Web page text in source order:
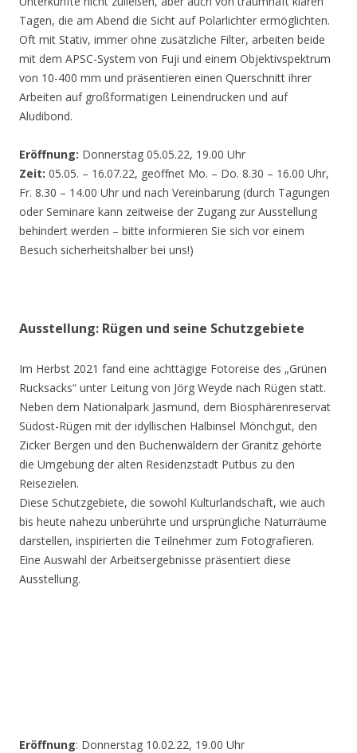
Tagen, die am Abend die Sicht auf Polarlichter ermöglichten.
Oft mit Stativ, immer ohne zusätzliche Filter, arbeiten beide
mit dem APSC-System von Fuji und einem Objektivspektrum
von 10-400 mm und präsentieren einen Querschnitt ihrer
Arbeiten auf großformatigen Leinendrucken und auf
Aludibond.
Eröffnung: Donnerstag 05.05.22, 19.00 Uhr
Zeit: 05.05. – 16.07.22, geöffnet Mo. – Do. 8.30 – 16.00 Uhr,
Fr. 8.30 – 14.00 Uhr und nach Vereinbarung (durch Tagungen
oder Seminare kann zeitweise der Zugang zur Ausstellung
behindert werden – bitte informieren Sie sich vor einem
Besuch sicherheitshalber bei uns!)
Ausstellung: Rügen und seine Schutzgebiete
Im Herbst 2021 fand eine achttägige Fotoreise des „Grünen
Rucksacks“ unter Leitung von Jörg Weyde nach Rügen statt.
Neben dem Nationalpark Jasmund, dem Biosphärenreservat
Südost-Rügen mit der idyllischen Halbinsel Mönchgut, den
Zicker Bergen und den Buchenwäldern der Granitz gehörte
die Umgebung der alten Residenzstadt Putbus zu den
Reisezielen.
Diese Schutzgebiete, die sowohl Kulturlandschaft, wie auch
bis heute nahezu unberührte und ursprüngliche Naturräume
darstellen, inspirierten die Teilnehmer zum Fotografieren.
Eine Auswahl der Arbeitsergebnisse präsentiert diese
Ausstellung.
Eröffnung: Donnerstag 10.02.22, 19.00 Uhr